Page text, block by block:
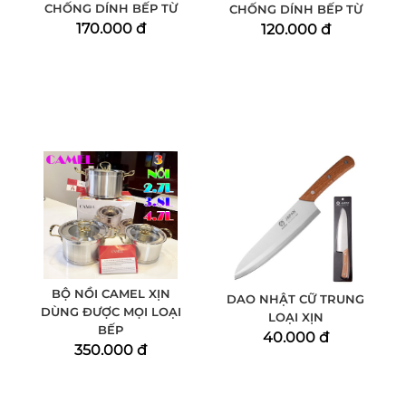
CHỐNG DÍNH BẾP TỪ
170.000 đ
CHỐNG DÍNH BẾP TỪ
120.000 đ
BỘ NỒI CAMEL XỊN
DÙNG ĐƯỢC MỌI LOẠI
BẾP
350.000 đ
DAO NHẬT CỮ TRUNG
LOẠI XỊN
40.000 đ